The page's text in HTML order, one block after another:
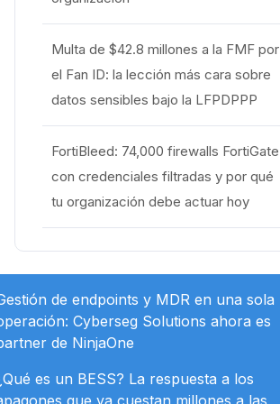
Multa de $42.8 millones a la FMF por
el Fan ID: la lección más cara sobre
datos sensibles bajo la LFPDPPP
FortiBleed: 74,000 firewalls FortiGate
con credenciales filtradas y por qué
tu organización debe actuar hoy
de endpoints y MDR en una sola
Cyberseg Solutions ahora es
de NinjaOne
es un BESS? La respuesta a los
que ya cuestan millones a las